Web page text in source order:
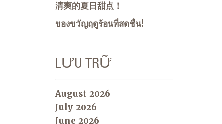
清爽的夏日甜点！
ของขวัญฤดูร้อนที่สดชื่น!
LƯU TRỮ
August 2026
July 2026
June 2026